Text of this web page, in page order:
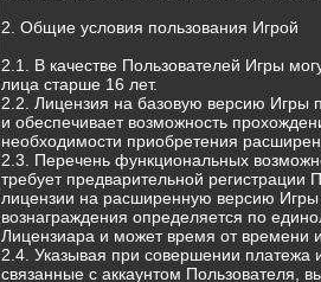
2. Общие условия пользования Игрой
2.1. В качестве Пользователей Игры
лица старше 16 лет.
2.2. Лицензия на базовую версию Игры
и обеспечивает возможность
необходимости приобретения
2.3. Перечень функциональных
требует предварительной регистрации
лицензии на расширенную версию
вознаграждения определяется по
Лицензиара и может время от времени
2.4. Указывая при совершении платежа
связанные с аккаунтом Пользователя,